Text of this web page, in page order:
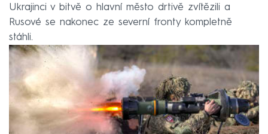
Ukrajinci v bitvě o hlavní město drtivě zvítězili a
Rusové se nakonec ze severní fronty kompletně
stáhli.